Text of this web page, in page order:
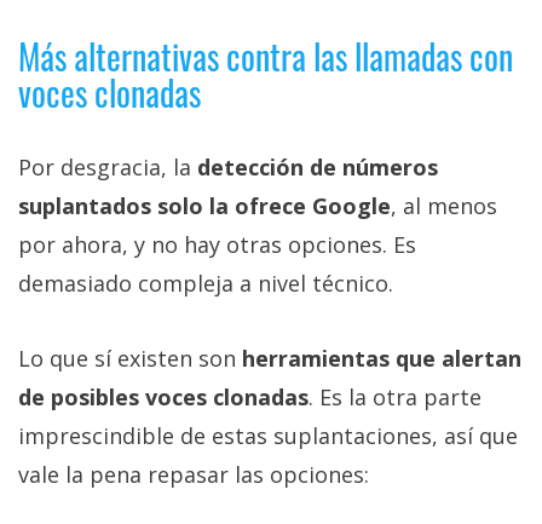
Más alternativas contra las llamadas con
voces clonadas
Por desgracia, la detección de números
suplantados solo la ofrece Google, al menos
por ahora, y no hay otras opciones. Es
demasiado compleja a nivel técnico.
Lo que sí existen son herramientas que alertan
de posibles voces clonadas. Es la otra parte
imprescindible de estas suplantaciones, así que
vale la pena repasar las opciones: